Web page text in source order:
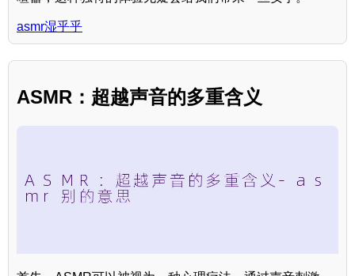
asmr湿乎乎
ASMR：超越声音的多重含义